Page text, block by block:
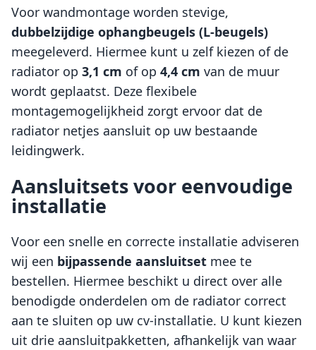
Voor wandmontage worden stevige,
dubbelzijdige ophangbeugels (L-beugels)
meegeleverd. Hiermee kunt u zelf kiezen of de
radiator op 3,1 cm of op 4,4 cm van de muur
wordt geplaatst. Deze flexibele
montagemogelijkheid zorgt ervoor dat de
radiator netjes aansluit op uw bestaande
leidingwerk.
Aansluitsets voor eenvoudige
installatie
Voor een snelle en correcte installatie adviseren
wij een bijpassende aansluitset mee te
bestellen. Hiermee beschikt u direct over alle
benodigde onderdelen om de radiator correct
aan te sluiten op uw cv-installatie. U kunt kiezen
uit drie aansluitpakketten, afhankelijk van waar